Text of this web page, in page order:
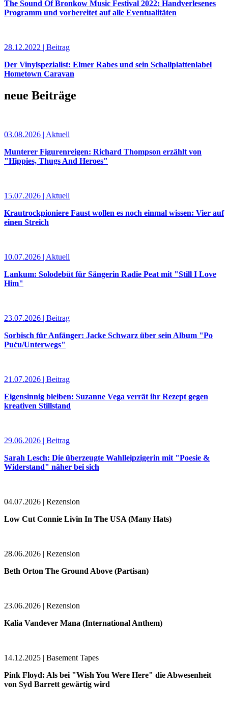
The Sound Of Bronkow Music Festival 2022: Handverlesenes
Programm und vorbereitet auf alle Eventualitäten
28.12.2022 | Beitrag
Der Vinylspezialist: Elmer Rabes und sein Schallplattenlabel
Hometown Caravan
neue Beiträge
03.08.2026 | Aktuell
Munterer Figurenreigen: Richard Thompson erzählt von
"Hippies, Thugs And Heroes"
15.07.2026 | Aktuell
Krautrockpioniere Faust wollen es noch einmal wissen: Vier auf
einen Streich
10.07.2026 | Aktuell
Lankum: Solodebüt für Sängerin Radie Peat mit "Still I Love
Him"
23.07.2026 | Beitrag
Sorbisch für Anfänger: Jacke Schwarz über sein Album "Po
Puću/Unterwegs"
21.07.2026 | Beitrag
Eigensinnig bleiben: Suzanne Vega verrät ihr Rezept gegen
kreativen Stillstand
29.06.2026 | Beitrag
Sarah Lesch: Die überzeugte Wahlleipzigerin mit "Poesie &
Widerstand" näher bei sich
04.07.2026 | Rezension
Low Cut Connie Livin In The USA (Many Hats)
28.06.2026 | Rezension
Beth Orton The Ground Above (Partisan)
23.06.2026 | Rezension
Kalia Vandever Mana (International Anthem)
14.12.2025 | Basement Tapes
Pink Floyd: Als bei "Wish You Were Here" die Abwesenheit
von Syd Barrett gewärtig wird